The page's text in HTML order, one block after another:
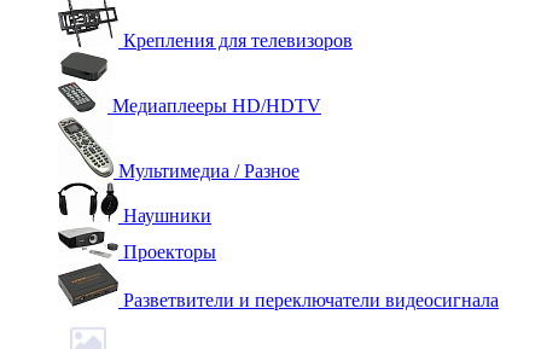
Крепления для телевизоров
Медиаплееры HD/HDTV
Мультимедиа / Разное
Наушники
Проекторы
Разветвители и переключатели видеосигнала